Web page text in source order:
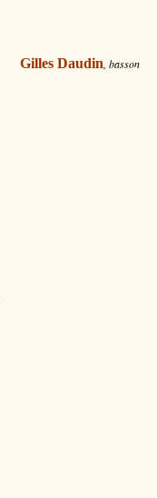
Gilles Daudin , basson